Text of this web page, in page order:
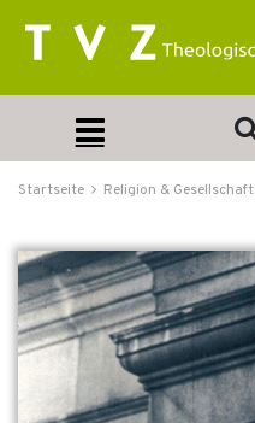
Startseite Religion & Gesellschaft